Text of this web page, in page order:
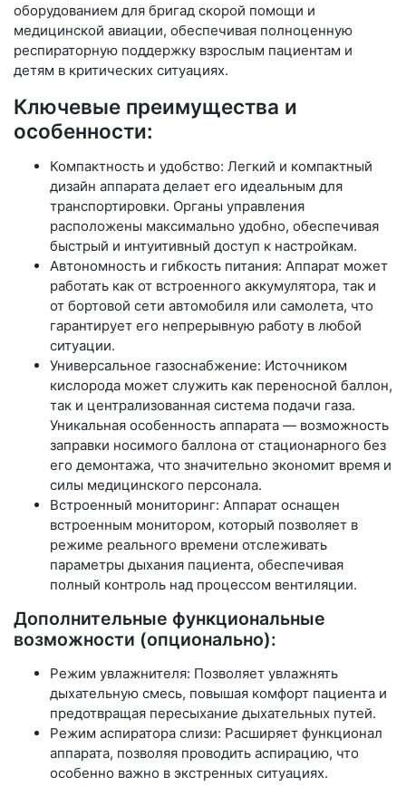
оборудованием для бригад скорой помощи и
медицинской авиации, обеспечивая полноценную
респираторную поддержку взрослым пациентам и
детям в критических ситуациях.
Ключевые преимущества и
особенности:
Компактность и удобство: Легкий и компактный
дизайн аппарата делает его идеальным для
транспортировки. Органы управления
расположены максимально удобно, обеспечивая
быстрый и интуитивный доступ к настройкам.
Автономность и гибкость питания: Аппарат может
работать как от встроенного аккумулятора, так и
от бортовой сети автомобиля или самолета, что
гарантирует его непрерывную работу в любой
ситуации.
Универсальное газоснабжение: Источником
кислорода может служить как переносной баллон,
так и централизованная система подачи газа.
Уникальная особенность аппарата — возможность
заправки носимого баллона от стационарного без
его демонтажа, что значительно экономит время и
силы медицинского персонала.
Встроенный мониторинг: Аппарат оснащен
встроенным монитором, который позволяет в
режиме реального времени отслеживать
параметры дыхания пациента, обеспечивая
полный контроль над процессом вентиляции.
Дополнительные функциональные
возможности (опционально):
Режим увлажнителя: Позволяет увлажнять
дыхательную смесь, повышая комфорт пациента и
предотвращая пересыхание дыхательных путей.
Режим аспиратора слизи: Расширяет функционал
аппарата, позволяя проводить аспирацию, что
особенно важно в экстренных ситуациях.